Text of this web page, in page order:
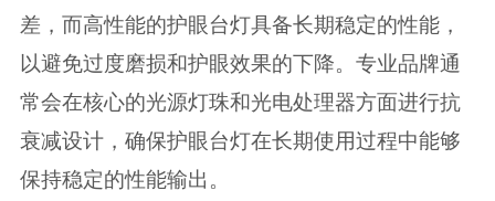
差，而高性能的护眼台灯具备长期稳定的性能，
以避免过度磨损和护眼效果的下降。专业品牌通
常会在核心的光源灯珠和光电处理器方面进行抗
衰减设计，确保护眼台灯在长期使用过程中能够
保持稳定的性能输出。